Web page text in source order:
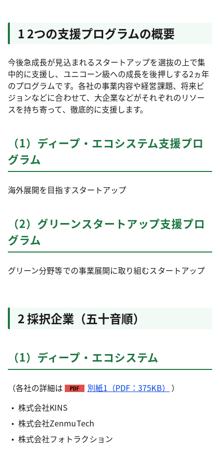
1 2つの支援プログラムの概要
今後急成長が見込まれるスタートアップを選抜の上で集
中的に支援し、ユニコーン級への成長を後押しする2ヵ年
のプログラムです。各社の事業内容や経営課題、将来ビ
ジョンなどに合わせて、大企業などがそれぞれのリソー
スを持ち寄って、徹底的に支援します。
（1）ディープ・エコシステム支援プロ
グラム
海外展開を目指すスタートアップ
（2）グリーンスタートアップ支援プロ
グラム
グリーン分野等での事業展開に取り組むスタートアップ
2 採択企業（五十音順）
（1）ディープ・エコシステム
（各社の詳細は 別紙1（PDF：375KB）
）
株式会社KINS
株式会社ZenmuTech
株式会社フォトラクション